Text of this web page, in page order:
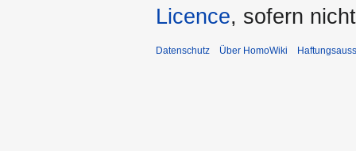
Licence, sofern
Datenschutz Über HomoWiki